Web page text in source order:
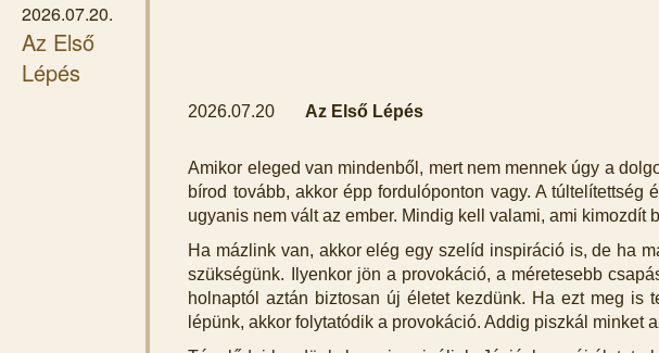
2026.07.20.
Az Első
Lépés
2026.07.20 Az Első Lépés
Amikor eleged van mindenből, mert nem mennek úgy a
bírod tovább, akkor épp fordulóponton vagy. A
ugyanis nem vált az ember. Mindig kell valami, ami kimozdít
Ha mázlink van, akkor elég egy szelíd inspiráció is, de ha
szükségünk. Ilyenkor jön a provokáció, a méretesebb
holnaptól aztán biztosan új életet kezdünk. Ha ezt meg is
lépünk, akkor folytatódik a provokáció. Addig piszkál